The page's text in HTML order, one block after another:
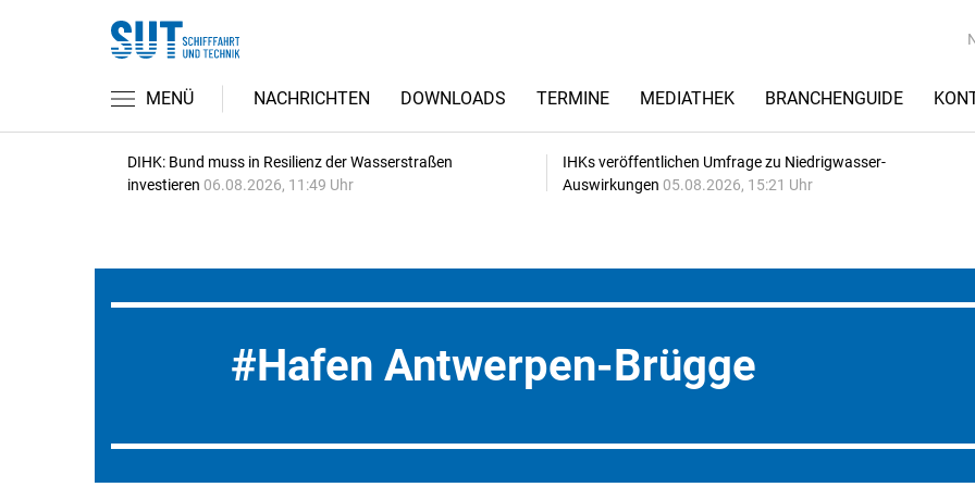
MENÜ NACHRICHTEN DOWNLOADS TERMINE MEDIATHEK BRANCHENGUIDE
DIHK: Bund muss in Resilienz der Wasserstraßen
investieren 06.08.2026, 11:49 Uhr
IHKs veröffentlichen Umfrage zu Niedrigwasser-
Auswirkungen 05.08.2026, 15:21 Uhr
Hafen Antwerpen-Brügge